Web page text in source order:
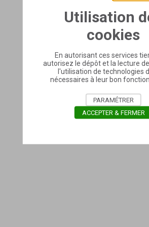
Utilisation
cookies
En autorisant ces services
autorisez le dépôt et la lecture
l'utilisation de technologies
nécessaires à leur bon
PARAMÉTRER
ACCEPTER & FERMER